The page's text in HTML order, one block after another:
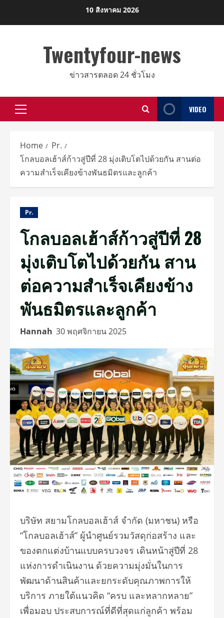
10 สิงหาคม 2026
Twentyfour-news
ข่าวสารตลอด 24 ชั่วโมง
Primary
VIDEO
Home
Pr.
โกลบอลเฮ้าส์ก้าวสู่ปีที่ 28 มุ่งเติบโตไปด้วยกัน สานต่อ
ความสำเร็จเคียงข้างพันธมิตรและลูกค้า
Pr.
โกลบอลเฮ้าส์ก้าวสู่ปีที่ 28
มุ่งเติบโตไปด้วยกัน สาน
ต่อความสำเร็จเคียงข้าง
พันธมิตรและลูกค้า
Hannah 30 พฤศจิกายน 2025
บริษัท สยามโกลบอลเฮ้าส์ จำกัด (มหาชน) หรือ
“โกลบอลเฮ้าส์” ผู้นำศูนย์รวมวัสดุก่อสร้าง และ
ของตกแต่งบ้านแบบครบวงจร เดินหน้าสู่ปีที่ 28
แห่งการดำเนินงาน ด้วยความมุ่งมั่นในการ
พัฒนาด้านสินค้าและยกระดับคุณภาพการให้
บริการ ภายใต้แนวคิด “ครบ และหลากหลาย”
เพื่อมอบ ประสบการณ์ที่ดีที่สุดแก่ลูกค้า พร้อม